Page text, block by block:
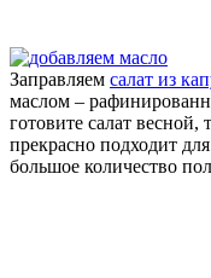
Заправляем салат из
маслом –
готовите салат
прекрасно подходит
большое количество